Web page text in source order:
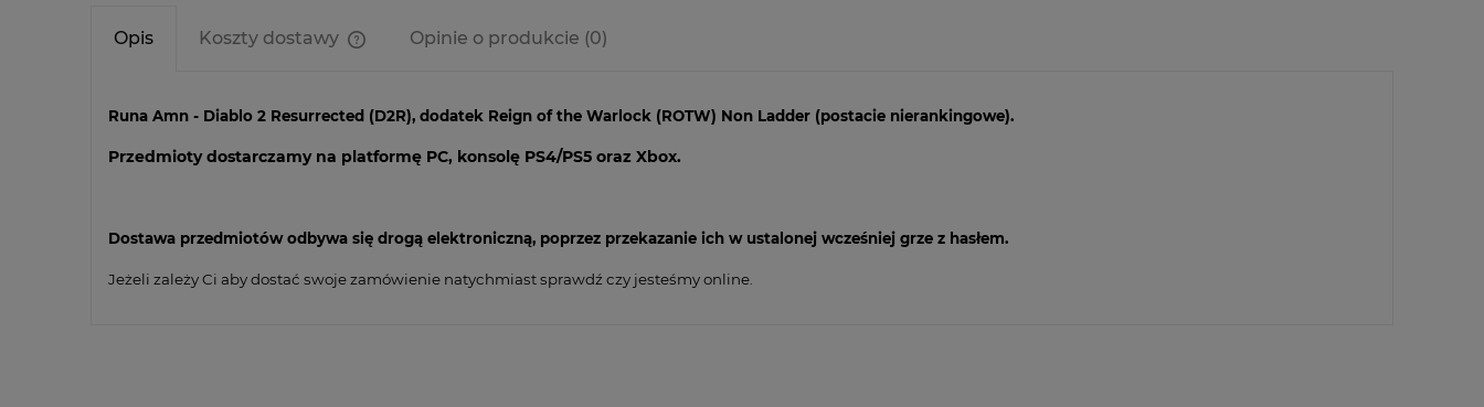
Opis Koszty dostawy
kosztów płatności
Opinie o produkcie (0)
Runa Amn - Diablo 2 Resurrected (D2R), dodatek Reign of the Warlock (ROTW) Non Ladder (postacie nierankingowe).
Przedmioty dostarczamy na platformę PC, konsolę PS4/PS5 oraz Xbox.
Dostawa przedmiotów odbywa się drogą elektroniczną, poprzez przekazanie ich w ustalonej wcześniej grze z hasłem.
Jeżeli zależy Ci aby dostać swoje zamówienie natychmiast sprawdź czy jesteśmy online.